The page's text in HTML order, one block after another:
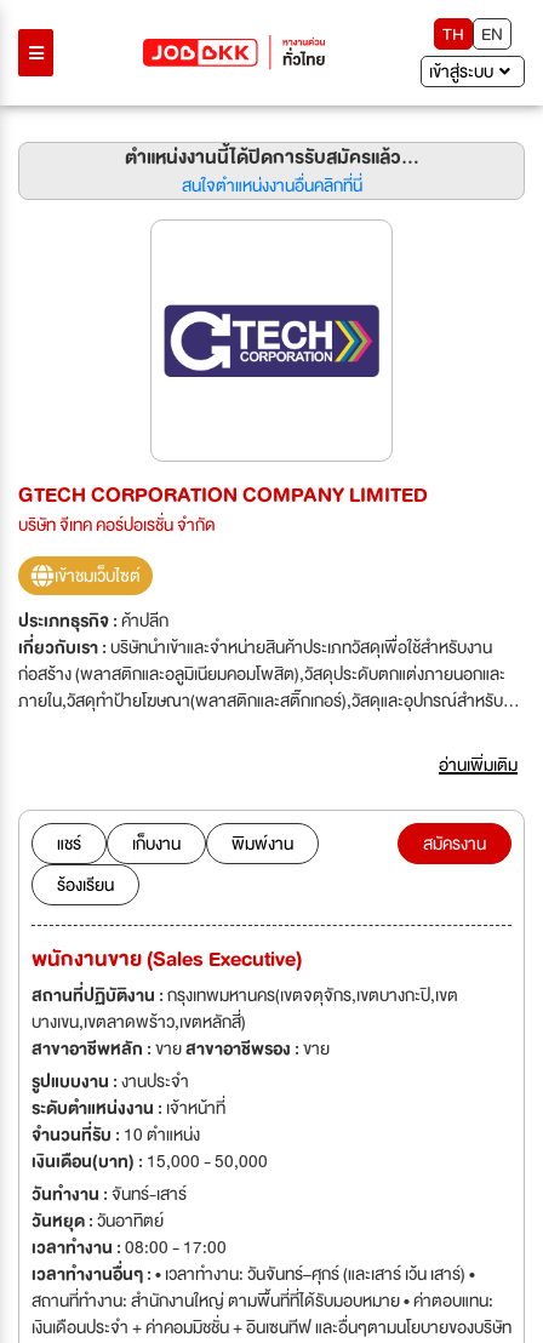
TH
EN
เข้าสู่ระบบ
ตำแหน่งงานนี้ได้ปิดการรับสมัครแล้ว...
สนใจตำแหน่งงานอื่นคลิกที่นี่
GTECH CORPORATION COMPANY LIMITED
บริษัท จีเทค คอร์ปอเรชั่น จำกัด
เข้าชมเว็บไซต์
ประเภทธุรกิจ :ค้าปลีก
เกี่ยวกับเรา :บริษัทนำเข้าและจำหน่ายสินค้าประเภทวัสดุเพื่อใช้สำหรับงาน
ก่อสร้าง (พลาสติกและอลูมิเนียมคอมโพสิต),วัสดุประดับตกแต่งภายนอกและ
ภายใน,วัสดุทำป้ายโฆษณา(พลาสติกและสติ๊กเกอร์),วัสดุและอุปกรณ์สำหรับ
อ่านเพิ่มเติม
แชร์ เก็บงาน
พิมพ์งาน
ร้องเรียน
สมัครงาน
พนักงานขาย (Sales Executive)
สถานที่ปฏิบัติงาน :กรุงเทพมหานคร(เขตจตุจักร,เขตบางกะปิ,เขต
บางเขน,เขตลาดพร้าว,เขตหลักสี่)
สาขาอาชีพหลัก :ขายสาขาอาชีพรอง :ขาย
รูปแบบงาน :งานประจำ
ระดับตำแหน่งงาน : เจ้าหน้าที่
จำนวนที่รับ : 10 ตำแหน่ง
เงินเดือน(บาท) : 15,000 - 50,000
วันทำงาน :จันทร์-เสาร์
วันหยุด :วันอาทิตย์
เวลาทำงาน :08:00 - 17:00
เวลาทำงานอื่นๆ :• เวลาทำงาน: วันจันทร์–ศุกร์ (และเสาร์ เว้น เสาร์) •
สถานที่ทำงาน: สำนักงานใหญ่ ตามพื้นที่ที่ได้รับมอบหมาย • ค่าตอบแทน:
เงินเดือนประจำ + ค่าคอมมิชชั่น + อินเซนทีฟ และอื่นๆตามนโยบายของบริษัท